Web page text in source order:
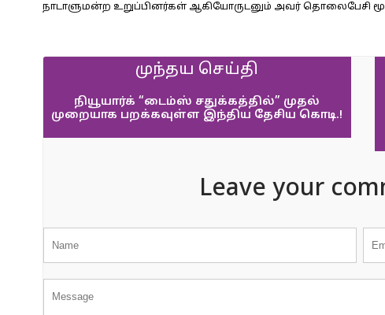
நாடாளுமன்ற உறுப்பினர்கள் ஆகியோருடனும் அவர் தொலைபேசி
முந்தய செய்தி
நியூயார்க் “டைம்ஸ் சதுக்கத்தில்” முதல்
முறையாக பறக்கவுள்ள இந்திய தேசிய கொடி.!
Leave your